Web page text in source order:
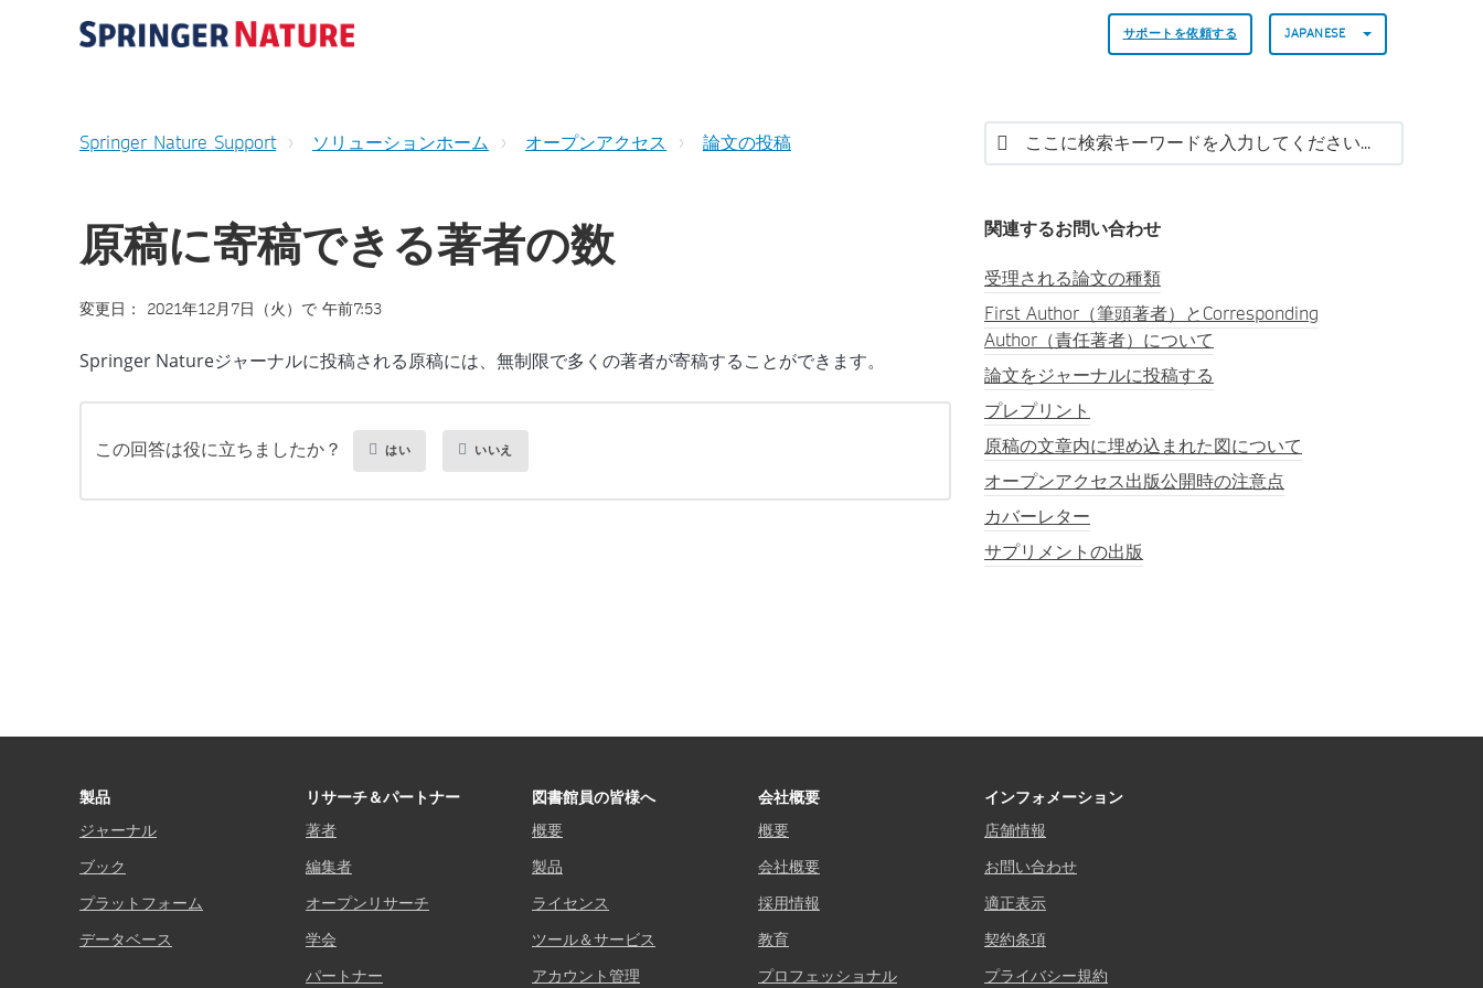
サポートを依頼する JAPANESE
Springer Nature Support ソリューションホーム オープンアクセス 論文の投稿
原稿に寄稿できる著者の数
変更日： 2021年12月7日（火）で 午前7:53
Springer Natureジャーナルに投稿される原稿には、無制限で多くの著者が寄稿することができます。
この回答は役に立ちましたか？ はい いいえ
関連するお問い合わせ
受理される論文の種類
First Author（筆頭著者）とCorresponding
Author（責任著者）について
論文をジャーナルに投稿する
プレプリント
原稿の文章内に埋め込まれた図について
オープンアクセス出版公開時の注意点
カバーレター
サプリメントの出版
製品
ジャーナル
ブック
プラットフォーム
データベース
リサーチ＆パートナー
著者
編集者
オープンリサーチ
学会
パートナー
図書館員の皆様へ
概要
製品
ライセンス
ツール＆サービス
アカウント管理
会社概要
概要
会社概要
採用情報
教育
プロフェッショナル
インフォメーション
店舗情報
お問い合わせ
適正表示
契約条項
プライバシー規約